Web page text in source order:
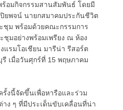
ร้อมกิจกรรมสานสัมพันธ์ โดยมี
พจน์ นายกสมาคมประกันชีวิต
ชุม พร้อมด้วยคณะกรรมการ
ชุมอย่างพร้อมเพรียง ณ ห้อง
แรมโอเชียน มารีน่า รีสอร์ต
เมื่อวันศุกร์ที่ 15 พฤษภาคม
งนี้จัดขึ้นเพื่อหารือและร่วม
ง ๆ ที่มีประเด็นขับเคลื่อนที่น่า